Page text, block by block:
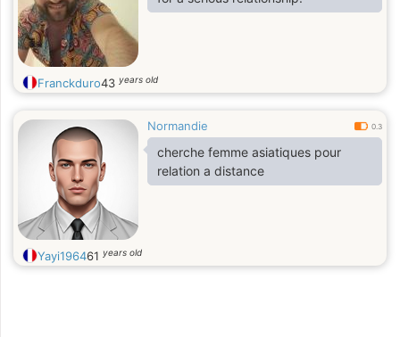
Franckduro43 years old
Normandie 0.3
cherche femme asiatiques pour
relation a distance
Yayi196461 years old